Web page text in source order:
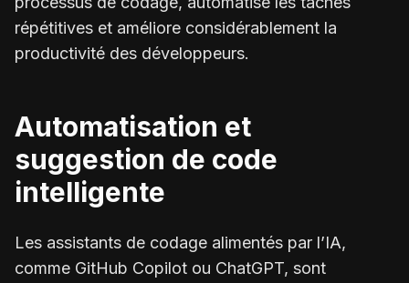
répétitives et améliore considérablement la
productivité des développeurs.
Automatisation et
suggestion de code
intelligente
Les assistants de codage alimentés par l’IA,
comme GitHub Copilot ou ChatGPT, sont